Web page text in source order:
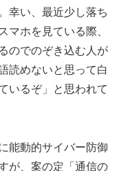
幸い、最近少し落ち
マホを見ている際、
のでのぞき込む人が
読めないと思って白
いるぞ」と思われて
能動的サイバー防御
が、案の定「通信の